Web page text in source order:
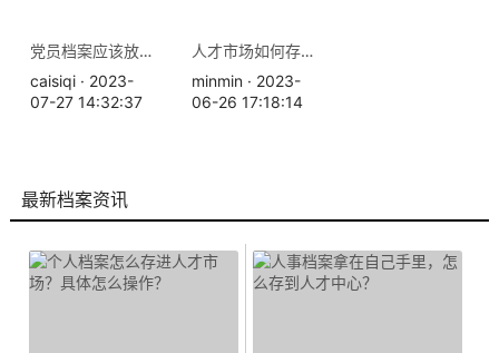
党员档案应该放在哪里，需要什么手续
caisiqi · 2023-
07-27 14:32:37
人才市场如何存放档案？
minmin · 2023-
06-26 17:18:14
最新档案资讯